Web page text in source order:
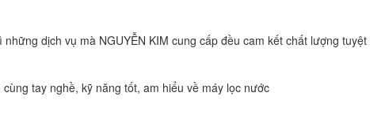
dịch vụ mà NGUYỄN KIM cung cấp đều cam kết chất lượng tuyệt
tay nghề, kỹ năng tốt, am hiểu về máy lọc nước